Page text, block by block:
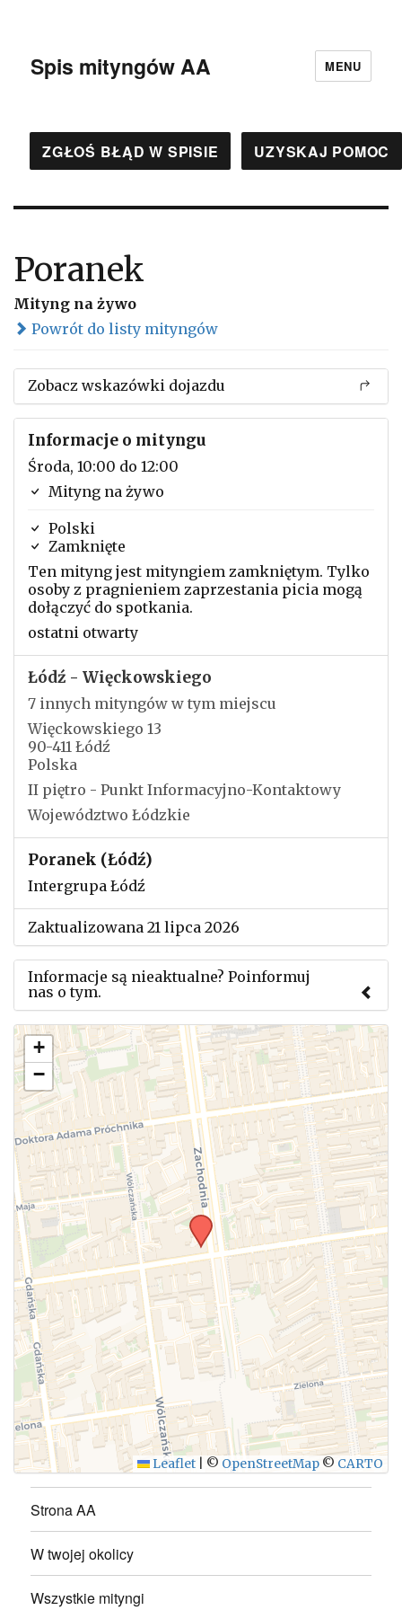
Spis mityngów AA MENU
ZGŁOŚ BŁĄD W SPISIE UZYSKAJ POMOC
Poranek
Mityng na żywo
Powrót do listy mityngów
Zobacz wskazówki dojazdu
Informacje o mityngu
Środa, 10:00 do 12:00
Mityng na żywo
Polski
Zamknięte
Ten mityng jest mityngiem zamkniętym. Tylko
osoby z pragnieniem zaprzestania picia mogą
dołączyć do spotkania.
ostatni otwarty
Łódź - Więckowskiego
7 innych mityngów w tym miejscu
Więckowskiego 13
90-411 Łódź
Polska
II piętro - Punkt Informacyjno-Kontaktowy
Województwo Łódzkie
Poranek (Łódź)
Intergrupa Łódź
Zaktualizowana 21 lipca 2026
Informacje są nieaktualne? Poinformuj
nas o tym.
Użyj tego formularza aby przesłać informację o
zmianach w powyższym mityngu.
WYŚLIJ
+
−
Leaflet © OpenStreetMap © CARTO
Strona AA
W twojej okolicy
Wszystkie mityngi